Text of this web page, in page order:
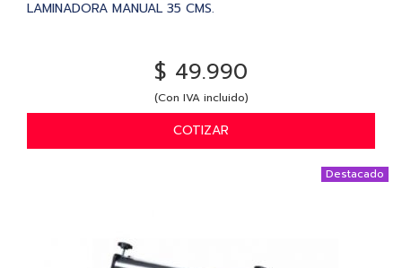
LAMINADORA MANUAL 35 CMS.
$ 49.990
(Con IVA incluido)
COTIZAR
Destacado